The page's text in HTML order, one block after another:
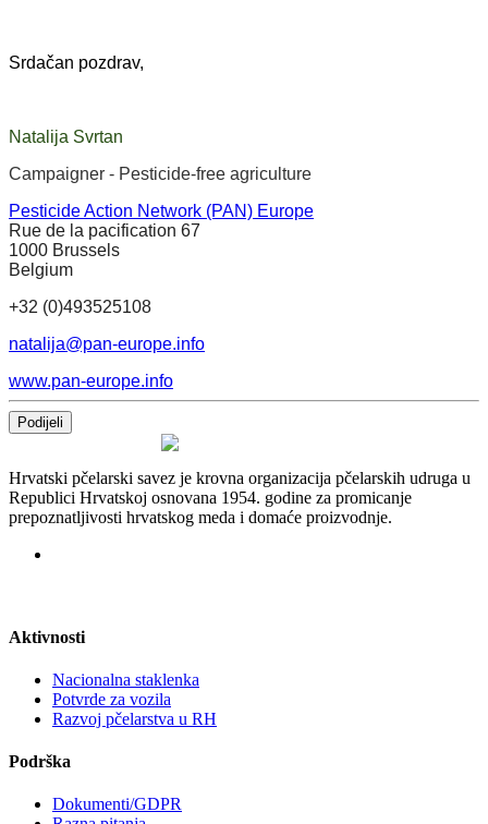
Srdačan pozdrav,
Natalija Svrtan
Campaigner - Pesticide-free agriculture
Pesticide Action Network (PAN) Europe
Rue de la pacification 67
1000 Brussels
Belgium
+32 (0)493525108
natalija@pan-europe.info
www.pan-europe.info
Podijeli
Hrvatski pčelarski savez je krovna organizacija pčelarskih udruga u
Republici Hrvatskoj osnovana 1954. godine za promicanje
prepoznatljivosti hrvatskog meda i domaće proizvodnje.
Aktivnosti
Nacionalna staklenka
Potvrde za vozila
Razvoj pčelarstva u RH
Podrška
Dokumenti/GDPR